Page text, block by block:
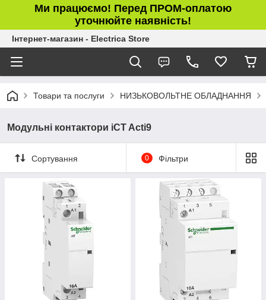
Ми працюємо! Перед ПРОМ-оплатою
уточнюйте наявність!
Інтернет-магазин - Electrica Store
Товари та послуги НИЗЬКОВОЛЬТНЕ ОБЛАДНАННЯ
Модульні контактори iCT Acti9
Сортування 0 Фільтри